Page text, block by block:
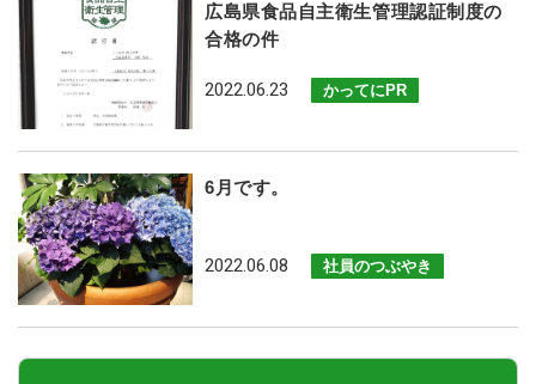
広島県食品自主衛生管理認証制度の
合格の件
2022.06.23 かってにPR
6月です。
2022.06.08 社員のつぶやき